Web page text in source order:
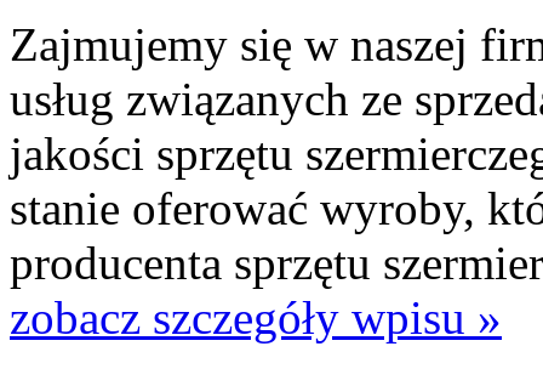
Zajmujemy się w naszej
usług związanych ze
jakości sprzętu
stanie oferować wyroby,
producenta sprzętu
zobacz szczegóły wpisu »